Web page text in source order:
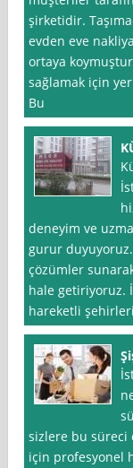
şirketidir.
evden eve
ortaya
sağlamak için
Bu
deneyim ve
gurur
çözümler
hale getiriyoruz.
hareketli
sizlere bu süreci
için profesyonel